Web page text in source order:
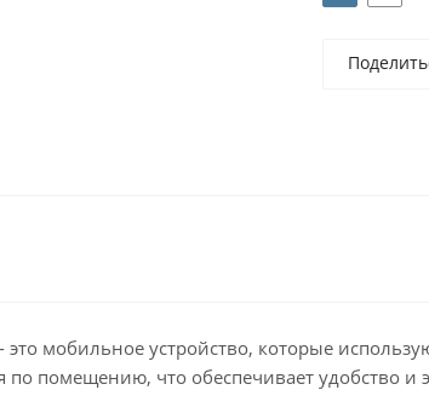
мобильное устройство, которые
помещению, что обеспечивает удобство и